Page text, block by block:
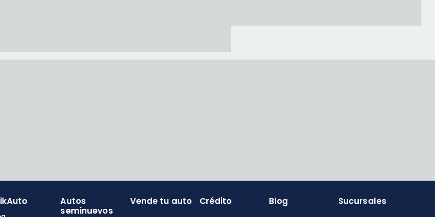
Autos
seminuevos
Vende tu auto Crédito Blog Sucursales